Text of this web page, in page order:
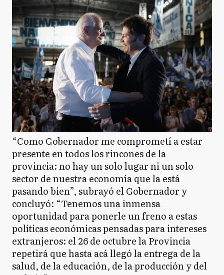
“Como Gobernador me comprometí a estar
presente en todos los rincones de la
provincia: no hay un solo lugar ni un solo
sector de nuestra economía que la está
pasando bien”, subrayó el Gobernador y
concluyó: “Tenemos una inmensa
oportunidad para ponerle un freno a estas
políticas económicas pensadas para intereses
extranjeros: el 26 de octubre la Provincia
repetirá que hasta acá llegó la entrega de la
salud, de la educación, de la producción y del